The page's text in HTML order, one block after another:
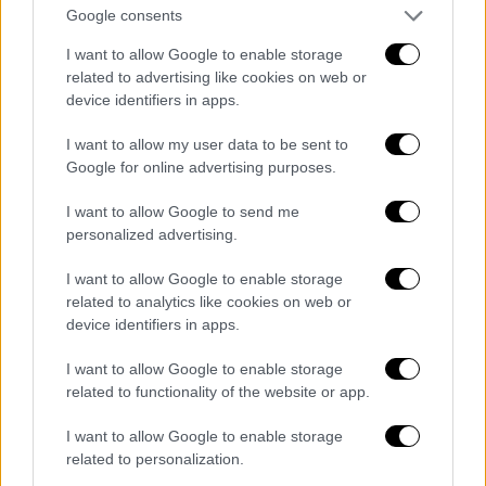
Google consents
I want to allow Google to enable storage
related to advertising like cookies on web or
device identifiers in apps.
I want to allow my user data to be sent to
Google for online advertising purposes.
I want to allow Google to send me
personalized advertising.
I want to allow Google to enable storage
related to analytics like cookies on web or
device identifiers in apps.
I want to allow Google to enable storage
related to functionality of the website or app.
I want to allow Google to enable storage
related to personalization.
UK Cambridge Cambridge Market 1800
Germany Cologne Harry Blum Platz 2200
Denmark Copenhagen Hammerensgade 4,
1267 1700
Ireland Cork Daunt Square Patrick’s st. 1500
Germany Dusseldorf Johannes Rau Platz 1100
Scotland Edinburgh Princess Street & Castle
Germany Frankfurt Paulskirche 1700